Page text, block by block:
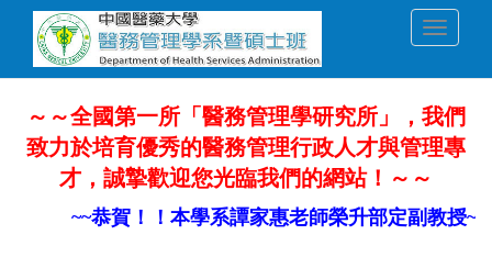
內
Toggle
～～全國第一所「醫務管理學研究所」，我們
致力於培育優秀的醫務管理行政人才與管理專
才，誠摯歡迎您光臨我們的網站！～～
~~恭賀！！本學系譚家惠老師榮升部定副教授~~